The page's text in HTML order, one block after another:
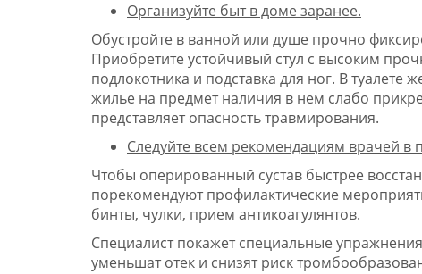
Организуйте быт в доме заранее.
Обустройте в ванной или душе прочно
Приобретите устойчивый стул с высоким
подлокотника и подставка для ног. В
жилье на предмет наличия в нем слабо
представляет опасность травмирования.
Следуйте всем рекомендациям врачей в
Чтобы оперированный сустав быстрее
порекомендуют профилактические
бинты, чулки, прием антикоагулянтов.
Специалист покажет специальные
уменьшат отек и снизят риск